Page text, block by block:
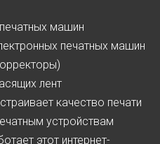
машин
печатных машин
лент
качество печати
устройствам
этот интернет-